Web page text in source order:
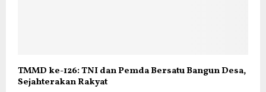
TMMD ke-126: TNI dan Pemda Bersatu Bangun Desa,
Sejahterakan Rakyat